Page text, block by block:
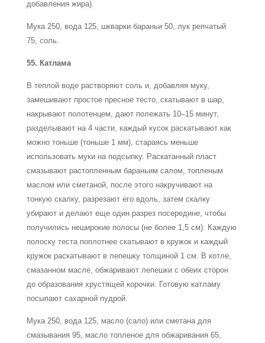
добавления жира).
Мука 250, вода 125, шкварки бараньи 50, лук репчатый
75, соль.
55. Катлама
В теплой воде растворяют соль и, добавляя муку,
замешивают простое пресное тесто, скатывают в шар,
накрывают полотенцем, дают полежать 10–15 минут,
разделывают на 4 части, каждый кусок раскатывают как
можно тоньше (тоньше 1 мм), стараясь меньше
использовать муки на подсыпку. Раскатанный пласт
смазывают растопленным бараньим салом, топленым
маслом или сметаной, после этого накручивают на
тонкую скалку, разрезают его вдоль, затем скалку
убирают и делают еще один разрез посередине, чтобы
получились неширокие полосы (не более 1,5 см). Каждую
полоску теста поплотнее скатывают в кружок и каждый
кружок раскатывают в лепешку толщиной 1 см. В котле,
смазанном масле, обжаривают лепешки с обеих сторон
до образования хрустящей корочки. Готовую катламу
посыпают сахарной пудрой.
Мука 250, вода 125, масло (сало) или сметана для
смазывания 95, масло топленое для обжаривания 65,